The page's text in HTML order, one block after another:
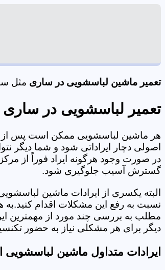
تعمیر ماشین لباسشویی در ساری مثل
تعمیر لباسشویی در ساری
هر ماشین لباسشویی ممکن است پس از
اصولی دچار ایراداتی شود و شما دیگر
در صورت وجود هرگونه ایراد فوراً از
گسترش آسیب جلوگیری شود.
البته یکسری از ایرادات ماشین
نسبت به رفع این مشکلات اقدام کنید.به
مطلب به بررسی چند مورد از مهمترین
دیگر برای هر مشکلی نیاز به حضور تکنسین در منزل
ایرادات متداول ماشین لباسشویی